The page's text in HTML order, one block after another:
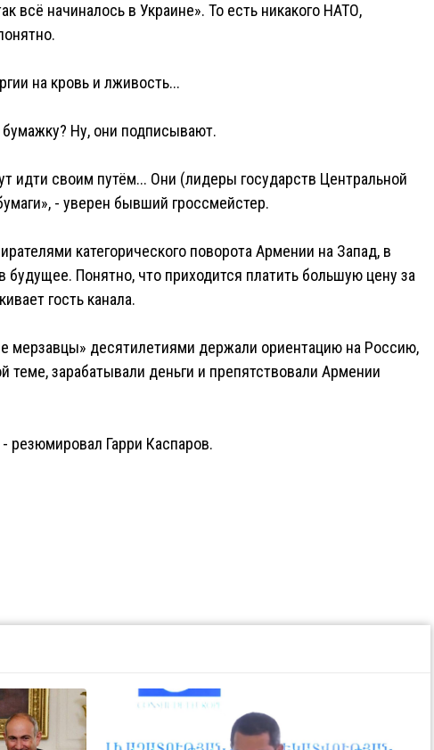
всё начиналось в Украине». То есть никакого НАТО,
на кровь и лживость...
бумажку? Ну, они подписывают.
идти своим путём... Они (лидеры государств Центральной
- уверен бывший гроссмейстер.
категорического поворота Армении на Запад, в
Понятно, что приходится платить большую цену за
гость канала.
мерзавцы» десятилетиями держали ориентацию на Россию,
теме, зарабатывали деньги и препятствовали Армении
резюмировал Гарри Каспаров.